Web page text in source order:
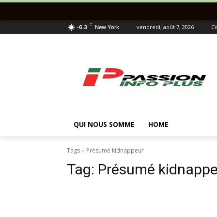
-6.3 C New York vendredi, août 7, 2026
QUI NOUS SOMME HOME
Tags Présumé kidnappeur
Tag: Présumé